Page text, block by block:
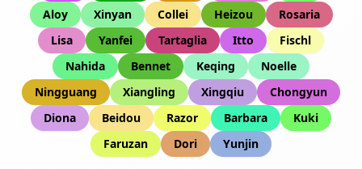
Aloy
Xinyan Collei Heizou
Rosaria
Lisa
Yanfei Tartaglia Itto
Fischl
Nahida
Bennet Keqing
Noelle
Ningguang
Xiangling Xingqiu
Chongyun
Diona
Beidou Razor Barbara
Kuki
Faruzan
Dori Yunjin